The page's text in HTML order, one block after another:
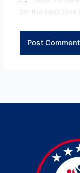
for the next time